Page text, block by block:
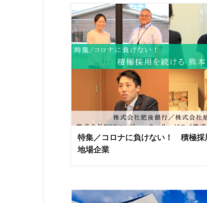
特集／コロナに負けない！ 積極採
地場企業